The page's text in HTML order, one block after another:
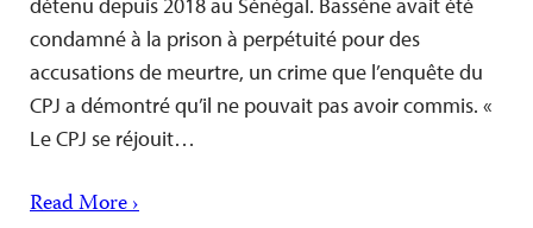
condamné à la prison à perpétuité pour des
accusations de meurtre, un crime que l’enquête du
CPJ a démontré qu’il ne pouvait pas avoir commis. «
Le CPJ se réjouit…
Read More ›